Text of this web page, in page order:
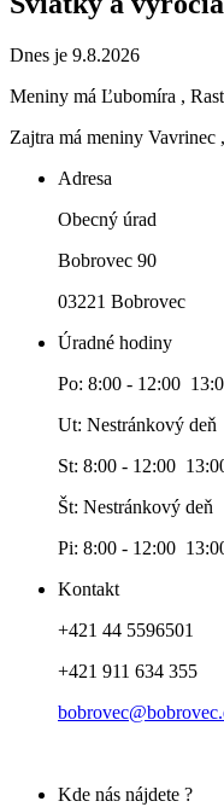
Dnes je 9.8.2026
Meniny má Ľubomíra ,
Zajtra má meniny Vavrinec
Adresa
Obecný úrad
Bobrovec 90
03221 Bobrovec
Úradné hodiny
Po: 8:00 - 12:00
Ut: Nestránkový deň
St: 8:00 - 12:00
Št: Nestránkový deň
Pi: 8:00 - 12:00
Kontakt
+421 44 5596501
+421 911 634 355
Kde nás nájdete ?